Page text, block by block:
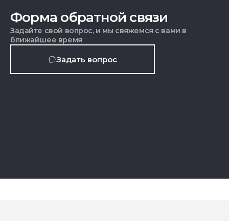
Форма обратной связи
Задайте свой вопрос, и мы свяжемся с вами в
ближайшее время
Задать вопрос